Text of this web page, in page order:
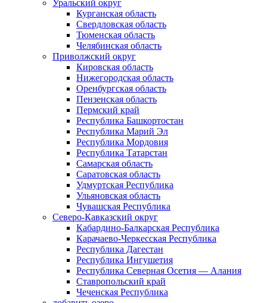
Уральский округ
Курганская область
Свердловская область
Тюменская область
Челябинская область
Приволжский округ
Кировская область
Нижегородская область
Оренбургская область
Пензенская область
Пермский край
Республика Башкортостан
Республика Марий Эл
Республика Мордовия
Республика Татарстан
Самарская область
Саратовская область
Удмуртская Республика
Ульяновская область
Чувашская Республика
Северо-Кавказский округ
Кабардино-Балкарская Республика
Карачаево-Черкесская Республика
Республика Дагестан
Республика Ингушетия
Республика Северная Осетия — Алания
Ставропольский край
Чеченская Республика